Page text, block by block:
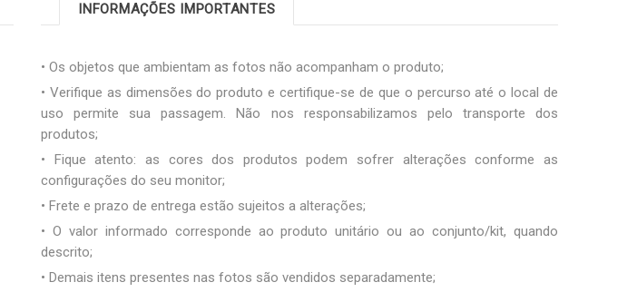
INFORMAÇÕES IMPORTANTES
• Os objetos que ambientam as fotos não acompanham o produto;
• Verifique as dimensões do produto e certifique-se de que o percurso até o local de
uso permite sua passagem. Não nos responsabilizamos pelo transporte dos
produtos;
• Fique atento: as cores dos produtos podem sofrer alterações conforme as
configurações do seu monitor;
• Frete e prazo de entrega estão sujeitos a alterações;
• O valor informado corresponde ao produto unitário ou ao conjunto/kit, quando
descrito;
• Demais itens presentes nas fotos são vendidos separadamente;